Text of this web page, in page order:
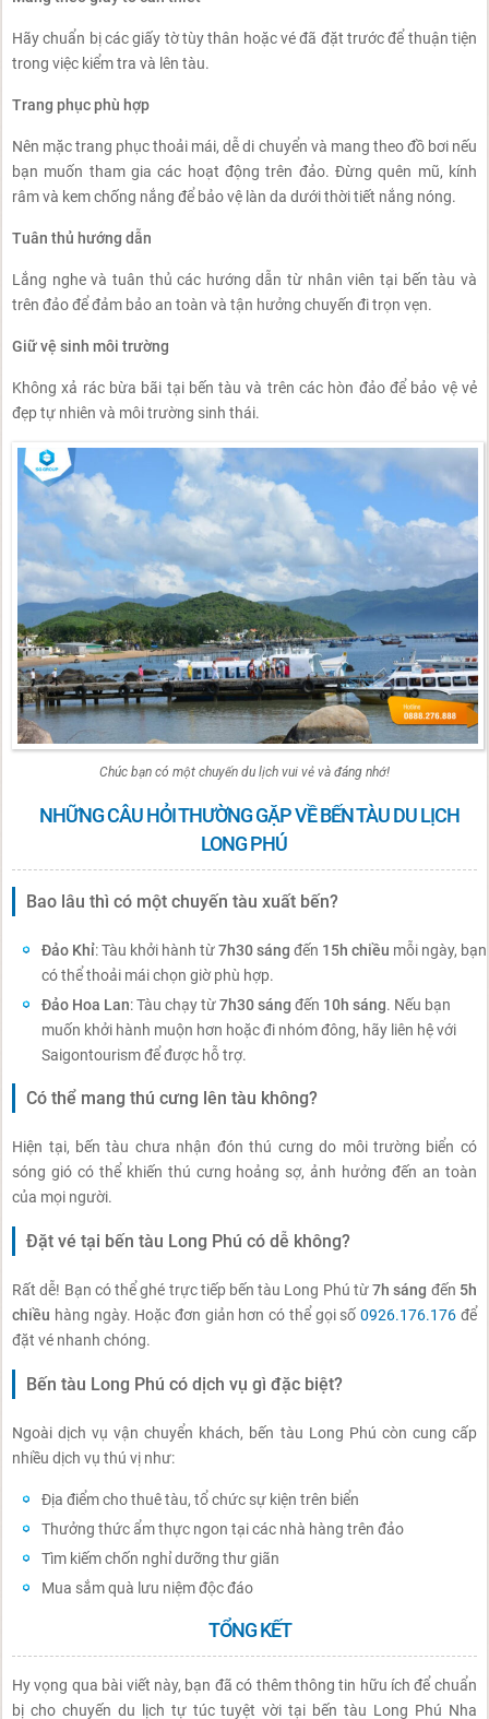
Hãy chuẩn bị các giấy tờ tùy thân hoặc vé đã đặt trước để thuận tiện
trong việc kiểm tra và lên tàu.
Trang phục phù hợp
Nên mặc trang phục thoải mái, dễ di chuyển và mang theo đồ bơi nếu
bạn muốn tham gia các hoạt động trên đảo. Đừng quên mũ, kính
râm và kem chống nắng để bảo vệ làn da dưới thời tiết nắng nóng.
Tuân thủ hướng dẫn
Lắng nghe và tuân thủ các hướng dẫn từ nhân viên tại bến tàu và
trên đảo để đảm bảo an toàn và tận hưởng chuyến đi trọn vẹn.
Giữ vệ sinh môi trường
Không xả rác bừa bãi tại bến tàu và trên các hòn đảo để bảo vệ vẻ
đẹp tự nhiên và môi trường sinh thái.
Chúc bạn có một chuyến du lịch vui vẻ và đáng nhớ!
NHỮNG CÂU HỎI THƯỜNG GẶP VỀ BẾN TÀU DU LỊCH
LONG PHÚ
Bao lâu thì có một chuyến tàu xuất bến?
Đảo Khỉ: Tàu khởi hành từ7h30 sáng đến 15h chiều mỗi ngày, bạn
có thể thoải mái chọn giờ phù hợp.
Đảo Hoa Lan: Tàu chạy từ7h30 sáng đến 10h sáng. Nếu bạn
muốn khởi hành muộn hơn hoặc đi nhóm đông, hãy liên hệ với
Saigontourism để được hỗ trợ.
Có thể mang thú cưng lên tàu không?
Hiện tại, bến tàu chưa nhận đón thú cưng do môi trường biển có
sóng gió có thể khiến thú cưng hoảng sợ, ảnh hưởng đến an toàn
của mọi người.
Đặt vé tại bến tàu Long Phú có dễ không?
Rất dễ! Bạn có thể ghé trực tiếp bến tàu Long Phú từ7h sáng đến 5h
chiều hàng ngày. Hoặc đơn giản hơn có thể gọi số0926.176.176 để
đặt vé nhanh chóng.
Bến tàu Long Phú có dịch vụ gì đặc biệt?
Ngoài dịch vụ vận chuyển khách, bến tàu Long Phú còn cung cấp
nhiều dịch vụ thú vị như:
Địa điểm cho thuê tàu, tổ chức sự kiện trên biển
Thưởng thức ẩm thực ngon tại các nhà hàng trên đảo
Tìm kiếm chốn nghỉ dưỡng thư giãn
Mua sắm quà lưu niệm độc đáo
TỔNG KẾT
Hy vọng qua bài viết này, bạn đã có thêm thông tin hữu ích để chuẩn
bị cho chuyến du lịch tự túc tuyệt vời tại bến tàu Long Phú Nha